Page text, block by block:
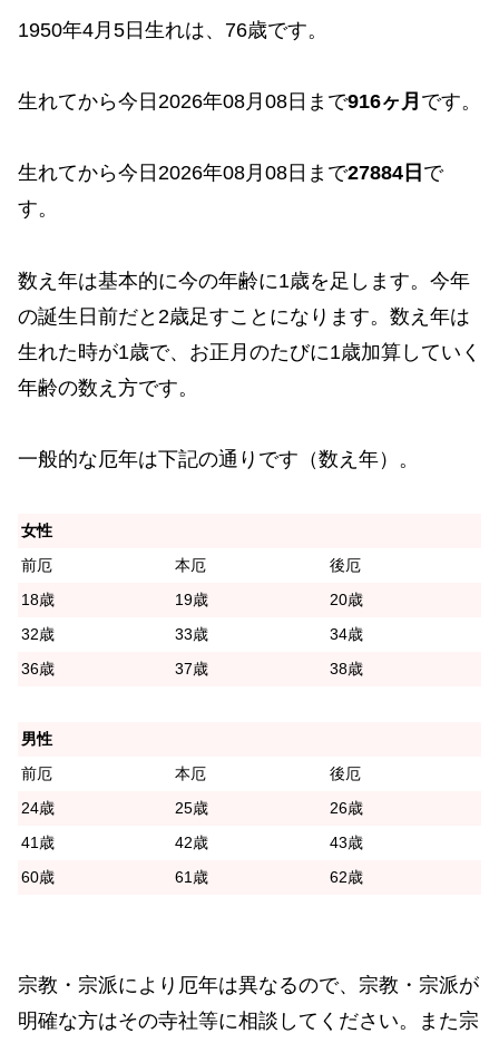
1950年4月5日生れは、76歳です。
生れてから今日2026年08月08日まで916ヶ月 です。
生れてから今日2026年08月08日まで27884日 で
す。
数え年は基本的に今の年齢に1歳を足します。今年
の誕生日前だと2歳足すことになります。数え年は
生れた時が1歳で、お正月のたびに1歳加算していく
年齢の数え方です。
一般的な厄年は下記の通りです（数え年）。
女性
前厄
本厄
後厄
18歳
19歳
20歳
32歳
33歳
34歳
36歳
37歳 38歳
男性
前厄
本厄
後厄
24歳
25歳
26歳
41歳
42歳
43歳
60歳
61歳 62歳
宗教・宗派により厄年は異なるので、宗教・宗派が
明確な方はその寺社等に相談してください。また宗